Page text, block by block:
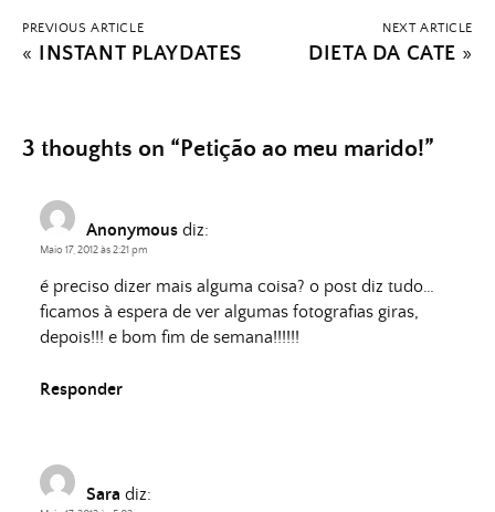
PREVIOUS ARTICLE
« INSTANT PLAYDATES
NEXT ARTICLE
DIETA DA CATE »
3 thoughts on “Petição ao meu marido!”
Anonymous diz:
Maio 17, 2012 às 2:21 pm
é preciso dizer mais alguma coisa? o post diz tudo…
ficamos à espera de ver algumas fotografias giras,
depois!!! e bom fim de semana!!!!!!
Responder
Sara diz: